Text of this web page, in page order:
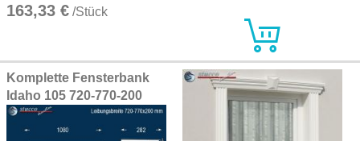
163,33 € /Stück
Komplette Fensterbank
Idaho 105 720-770-200